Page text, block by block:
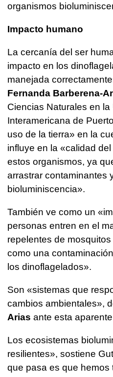
organismos
Impacto humano
La cercanía del ser
impacto en los
manejada
Fernanda Barberena-
Ciencias Naturales en la
Interamericana de
uso de la tierra» en la
influye en la «calidad
estos organismos, ya
arrastrar contaminantes
bioluminiscencia».
También ve como un
personas entren en el
repelentes de
como una
los dinoflagelados».
Son «sistemas que
cambios ambientales»,
Arias ante esta
Los ecosistemas
resilientes», sostiene
que pasa es que hemos